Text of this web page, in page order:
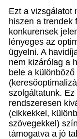
Ezt a vizsgálatot
hiszen a trendek
konkurensek
lényeges az
ügyelni. A
nem kizárólag a
bele a
szolgáltatunk.
rendszeresen
(cikkekkel,
szövegekkel)
támogatva a jó